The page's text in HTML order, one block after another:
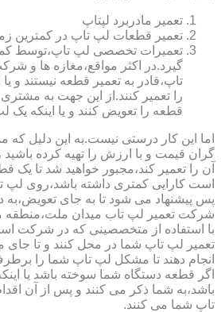
تعمیر مادربرد لپتاپ
تعمیر قطعات لپ تاپ در کمترین
تعمیرات تخصصی لپ تاپ،توسط
گیرد.در اکثر مواقع،مغازه ها و
تاپ،قادر به تعمیر قطعه نیستند و
را تعمیر کنند.از این جهت به مشتری
قطعه را تعویض کنند و یا اینکه یک
اما این کار درستی نیست.به این دلیل
گران قیمت و با ارزش را تهیه کرده باشید
آن را تعمیر کند،مجبور خواهید شد تا
است کارایی کمتری داشته باشد،روی لپ
پس پیشنهاد می شود تا به جای تعویض،به
شرکت تعمیر لپ تاب میدان ملت،منطقه
با استفاده از متخصصینی که در شرکت
تعمیر لپ تاپ شما در محل کنند و تا جای
انجام دهند تا مشکل لپ تاپ شما را
اگر قطعه دستگاه شما سوخته باشد یا
باشد،به شما ذکر می کنند و پس از آن
تاپ شما می کنند.